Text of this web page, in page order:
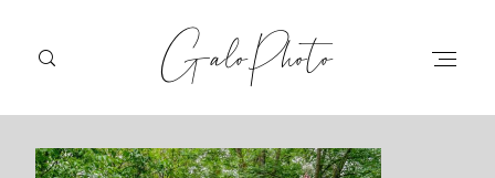
GaloPhoto